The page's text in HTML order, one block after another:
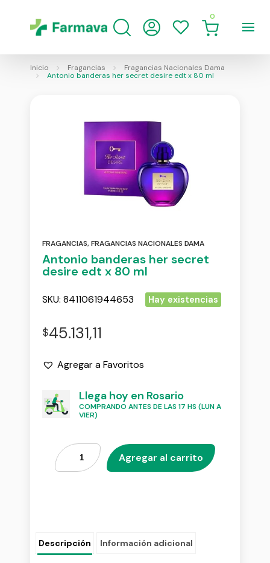
0
Inicio Fragancias
Fragancias Nacionales Dama
Antonio banderas her secret desire edt x 80 ml
FRAGANCIAS,FRAGANCIAS NACIONALES DAMA
Antonio banderas her secret
desire edt x 80 ml
SKU: 8411061944653 Hay existencias
$45.131,11
Agregar a Favoritos
Llega hoy en Rosario
COMPRANDO ANTES DE LAS 17 HS (LUN A
VIER)
Agregar al carrito
Descripción Información adicional